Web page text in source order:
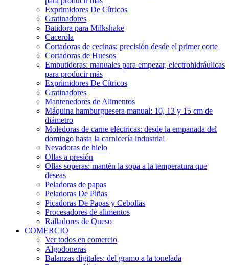
Exprimidores De Cítricos
Gratinadores
Batidora para Milkshake
Cacerola
Cortadoras de cecinas: precisión desde el primer corte
Cortadoras de Huesos
Embutidoras: manuales para empezar, electrohidráulicas
para producir más
Exprimidores De Cítricos
Gratinadores
Mantenedores de Alimentos
Máquina hamburguesera manual: 10, 13 y 15 cm de
diámetro
Moledoras de carne eléctricas: desde la empanada del
domingo hasta la carnicería industrial
Nevadoras de hielo
Ollas a presión
Ollas soperas: mantén la sopa a la temperatura que
deseas
Peladoras de papas
Peladoras De Piñas
Picadoras De Papas y Cebollas
Procesadores de alimentos
Ralladores de Queso
COMERCIO
Ver todos en comercio
Algodoneras
Balanzas digitales: del gramo a la tonelada